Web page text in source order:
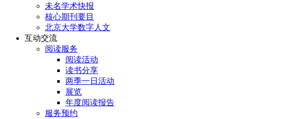
未名学术快报
核心期刊要目
北京大学数字人文
互动交流
阅读服务
阅读活动
读书分享
两季一日活动
展览
年度阅读报告
服务预约